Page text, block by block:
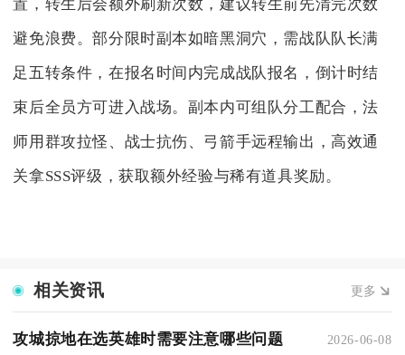
置，转生后会额外刷新次数，建议转生前先清完次数
避免浪费。部分限时副本如暗黑洞穴，需战队队长满
足五转条件，在报名时间内完成战队报名，倒计时结
束后全员方可进入战场。副本内可组队分工配合，法
师用群攻拉怪、战士抗伤、弓箭手远程输出，高效通
关拿SSS评级，获取额外经验与稀有道具奖励。
相关资讯 更多
攻城掠地在选英雄时需要注意哪些问题 2026-06-08